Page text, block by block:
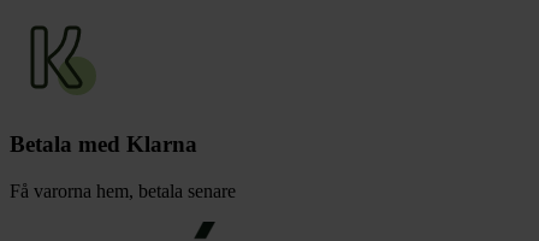
Betala med Klarna
Få varorna hem, betala senare